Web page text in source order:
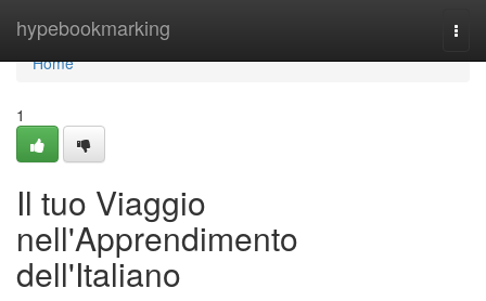
hypebookmarking
Home
Home
1
Il tuo Viaggio
nell'Apprendimento
dell'Italiano